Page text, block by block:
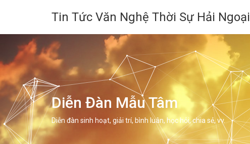
Tin Tức Văn Nghệ Thời Sự Hải Ngoại
Diễn Đàn Mẫu Tâm
Diễn đàn sinh hoạt, giải trí, bình luân, học hỏi, chia sẻ, vv.